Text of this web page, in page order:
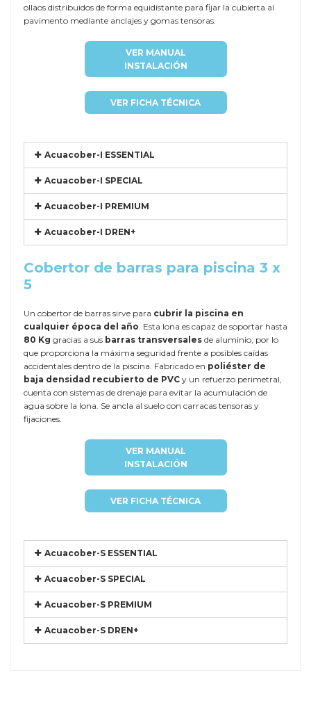
ollaos distribuidos de forma equidistante para fijar la cubierta al
pavimento mediante anclajes y gomas tensoras.
VER MANUAL
INSTALACIÓN
VER FICHA TÉCNICA
Acuacober-I ESSENTIAL
Acuacober-I SPECIAL
Acuacober-I PREMIUM
Acuacober-I DREN+
Cobertor de barras para piscina 3 x
5
Un cobertor de barras sirve para cubrir la piscina en
cualquier época del año. Esta lona es capaz de soportar hasta
80 Kg gracias a sus barras transversales de aluminio, por lo
que proporciona la máxima seguridad frente a posibles caídas
accidentales dentro de la piscina. Fabricado en poliéster de
baja densidad recubierto de PVC y un refuerzo perimetral,
cuenta con sistemas de drenaje para evitar la acumulación de
agua sobre la lona. Se ancla al suelo con carracas tensoras y
fijaciones.
VER MANUAL
INSTALACIÓN
VER FICHA TÉCNICA
Acuacober-S ESSENTIAL
Acuacober-S SPECIAL
Acuacober-S PREMIUM
Acuacober-S DREN+